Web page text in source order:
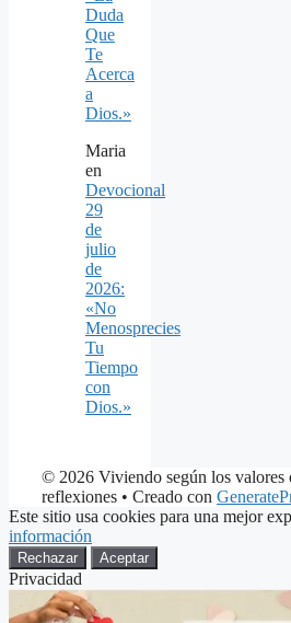
Duda
Que
Te
Acerca
a
Dios.»
Maria
en
Devocional
29
de
julio
de
2026:
«No
Menosprecies
Tu
Tiempo
con
Dios.»
© 2026 Viviendo según los valores
reflexiones • Creado con
Este sitio usa cookies para una mejor
información
Rechazar Aceptar
Privacidad